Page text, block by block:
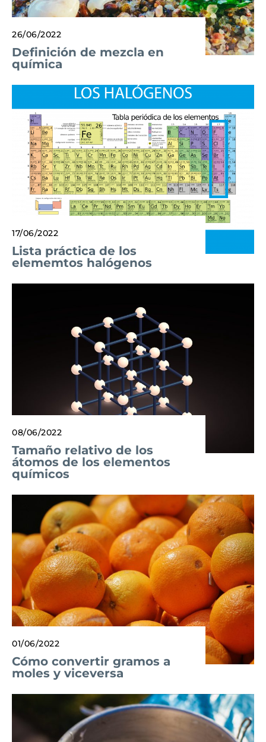
26/06/2022
Definición de mezcla en
química
17/06/2022
Lista práctica de los
elememtos halógenos
08/06/2022
Tamaño relativo de los
átomos de los elementos
químicos
01/06/2022
Cómo convertir gramos a
moles y viceversa